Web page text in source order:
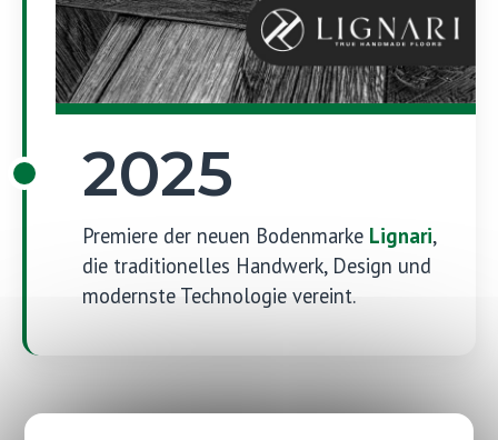
2025
Premiere der neuen Bodenmarke Lignari,
die traditionelles Handwerk, Design und
modernste Technologie vereint.